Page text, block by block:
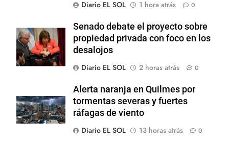
Diario EL SOL
1 hora atrás 0
Senado debate el proyecto sobre
propiedad privada con foco en los
desalojos
Diario EL SOL
2 horas atrás 0
Alerta naranja en Quilmes por
tormentas severas y fuertes
ráfagas de viento
Diario EL SOL
13 horas atrás 0